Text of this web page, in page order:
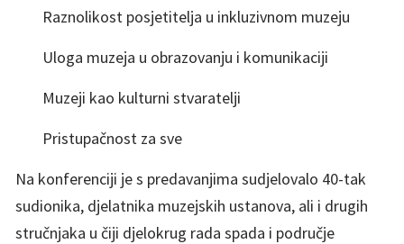
Raznolikost posjetitelja u inkluzivnom muzeju
Uloga muzeja u obrazovanju i komunikaciji
Muzeji kao kulturni stvaratelji
Pristupačnost za sve
Na konferenciji je s predavanjima sudjelovalo 40-tak
sudionika, djelatnika muzejskih ustanova, ali i drugih
stručnjaka u čiji djelokrug rada spada i područje